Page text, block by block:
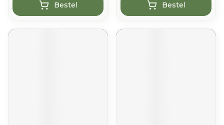
Bestel Bestel